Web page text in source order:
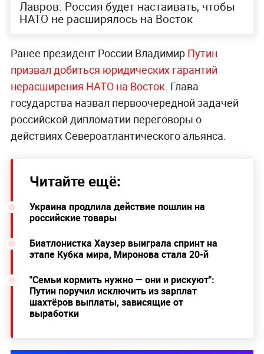
Лавров: Россия будет настаивать, чтобы
НАТО не расширялось на Восток
Ранее президент России Владимир Путин
призвал добиться юридических гарантий
нерасширения НАТО на Восток. Глава
государства назвал первоочередной задачей
российской дипломатии переговоры о
действиях Североатлантического альянса.
Читайте ещё:
Украина продлила действие пошлин на
российские товары
Биатлонистка Хаузер выиграла спринт на
этапе Кубка мира, Миронова стала 20-й
"Семьи кормить нужно — они и рискуют":
Путин поручил исключить из зарплат
шахтёров выплаты, зависящие от
выработки